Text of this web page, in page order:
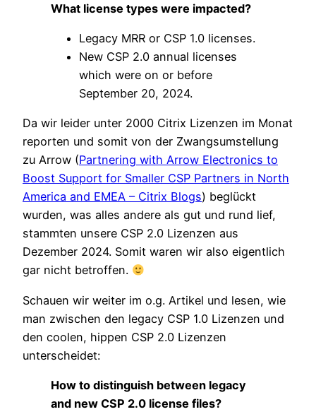
What license types were impacted?
Legacy MRR or CSP 1.0 licenses.
New CSP 2.0 annual licenses
which were on or before
September 20, 2024.
Da wir leider unter 2000 Citrix Lizenzen im Monat
reporten und somit von der Zwangsumstellung
zu Arrow (Partnering with Arrow Electronics to
Boost Support for Smaller CSP Partners in North
America and EMEA – Citrix Blogs) beglückt
wurden, was alles andere als gut und rund lief,
stammten unsere CSP 2.0 Lizenzen aus
Dezember 2024. Somit waren wir also eigentlich
gar nicht betroffen.
Schauen wir weiter im o.g. Artikel und lesen, wie
man zwischen den legacy CSP 1.0 Lizenzen und
den coolen, hippen CSP 2.0 Lizenzen
unterscheidet:
How to distinguish between legacy
and new CSP 2.0 license files?